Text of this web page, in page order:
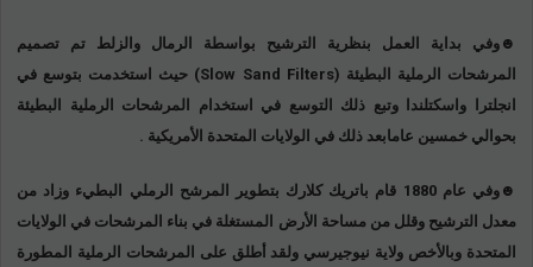
☻وفي بداية العمل بنظرية الترشيح بواسطة الرمال والزلط تم تصميم
المرشحات الرملية البطيئة (Slow Sand Filters) حيث استخدمت بتوسع في
انجلترا واسكتلندا وتبع ذلك التوسع في استخدام المرشحات الرملية البطيئة
بحوالي خمسين عامابعد ذلك في الولايات المتحدة الأمريكية .
☻وفي عام 1880 قام باتريك كلارك بتطوير المرشح الرملي البطيء وزاد من
معدل الترشيح وقلل من مساحة الأرض المستغلة في بناء المرشحات في الولايات
المتحدة وبالأخص ولاية نيوجيرسي ولقد أطلق على المرشحات الرملية المطورة